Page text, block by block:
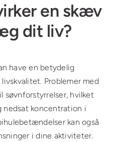
en skæv
dit liv?
have en betydelig
Problemer med
hvilket
koncentration i
kan også
i dine aktiviteter.